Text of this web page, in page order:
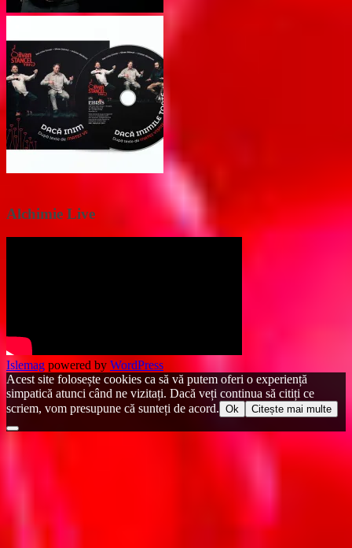
Alchimie Live
Islemag powered by WordPress
Acest site folosește cookies ca să vă putem oferi o experiență
simpatică atunci când ne vizitați. Dacă veți continua să citiți ce
scriem, vom presupune că sunteți de acord. Ok Citește mai multe